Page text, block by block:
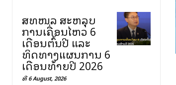
ສທໜລ ສະຫລຸບ
ການເຄື່ອນໄຫວ 6
ເດືອນຕົ້ນປີ ແລະ
ທິດທາງແຜນການ 6
ເດືອນທ້າຍປີ 2026
ທີ 6 August, 2026